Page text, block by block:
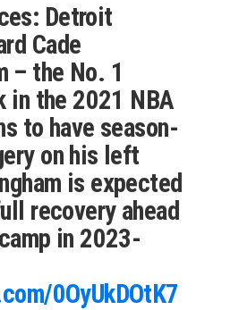
Detroit
Cade
– the No. 1
in the 2021 NBA
to have season-
on his left
is expected
recovery ahead
in 2023-
0OyUkDOtK7